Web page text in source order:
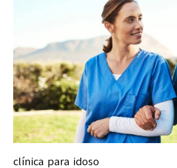
clínica para idoso